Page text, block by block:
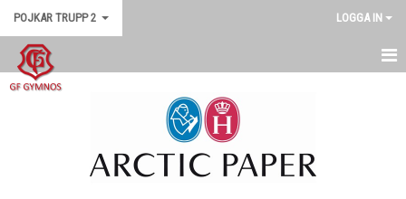
POJKAR TRUPP 2 LOGGA IN
POJKAR TRUPP 2